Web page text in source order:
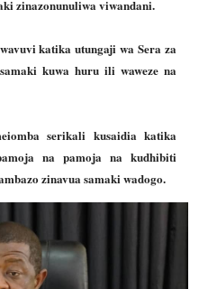
zinazonunuliwa viwandani.
katika utungaji wa Sera za
kuwa huru ili waweze na
serikali kusaidia katika
na pamoja na kudhibiti
zinavua samaki wadogo.